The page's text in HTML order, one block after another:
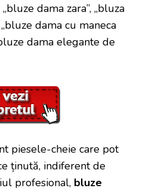
„bluze dama zara”, „bluza
dama cu maneca
dama elegante de
piesele-cheie care pot
ținută, indiferent de
profesional, bluze